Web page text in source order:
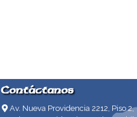
Contáctanos
Av. Nueva Providencia 2212, Piso 2,